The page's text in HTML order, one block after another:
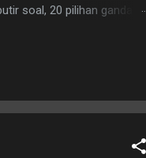
soal, 20 pilihan ganda
15. A 16. C 17. B 18. B 19.
logo penerbit 3. a.